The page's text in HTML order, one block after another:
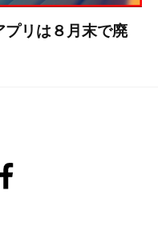
プリは８月末で廃